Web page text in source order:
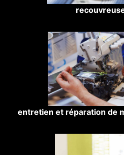
entretien et réparation de